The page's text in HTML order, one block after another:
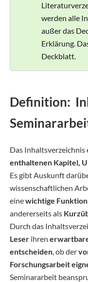
werden alle
außer das
Erklärung.
Deckblatt.
Definition:
Das
enthaltenen Kapitel,
Es gibt Auskunft
wissenschaftlichen
einewichtige Funktion
andererseits als
Durch das
Leser ihren
entscheiden , ob der
Forschungsarbeit
Seminararbeit